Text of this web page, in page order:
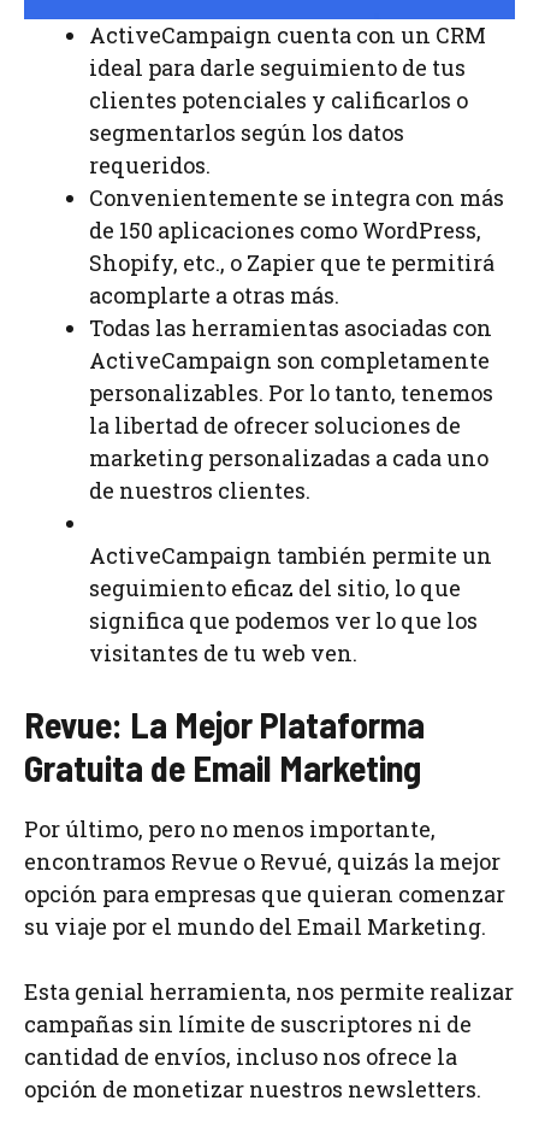
ActiveCampaign cuenta con un CRM
ideal para darle seguimiento de tus
clientes potenciales y calificarlos o
segmentarlos según los datos
requeridos.
Convenientemente se integra con más
de 150 aplicaciones como WordPress,
Shopify, etc., o Zapier que te permitirá
acomplarte a otras más.
Todas las herramientas asociadas con
ActiveCampaign son completamente
personalizables. Por lo tanto, tenemos
la libertad de ofrecer soluciones de
marketing personalizadas a cada uno
de nuestros clientes.
ActiveCampaign también permite un
seguimiento eficaz del sitio, lo que
significa que podemos ver lo que los
visitantes de tu web ven.
Revue: La Mejor Plataforma
Gratuita de Email Marketing
Por último, pero no menos importante,
encontramos Revue o Revué, quizás la mejor
opción para empresas que quieran comenzar
su viaje por el mundo del Email Marketing.
Esta genial herramienta, nos permite realizar
campañas sin límite de suscriptores ni de
cantidad de envíos, incluso nos ofrece la
opción de monetizar nuestros newsletters.